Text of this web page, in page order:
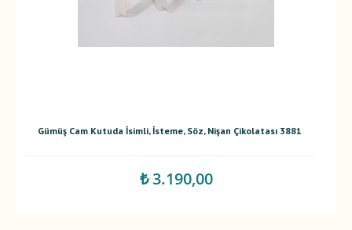
Gümüş Cam Kutuda İsimli, İsteme, Söz, Nişan Çikolatası 3881
₺ 3.190,00